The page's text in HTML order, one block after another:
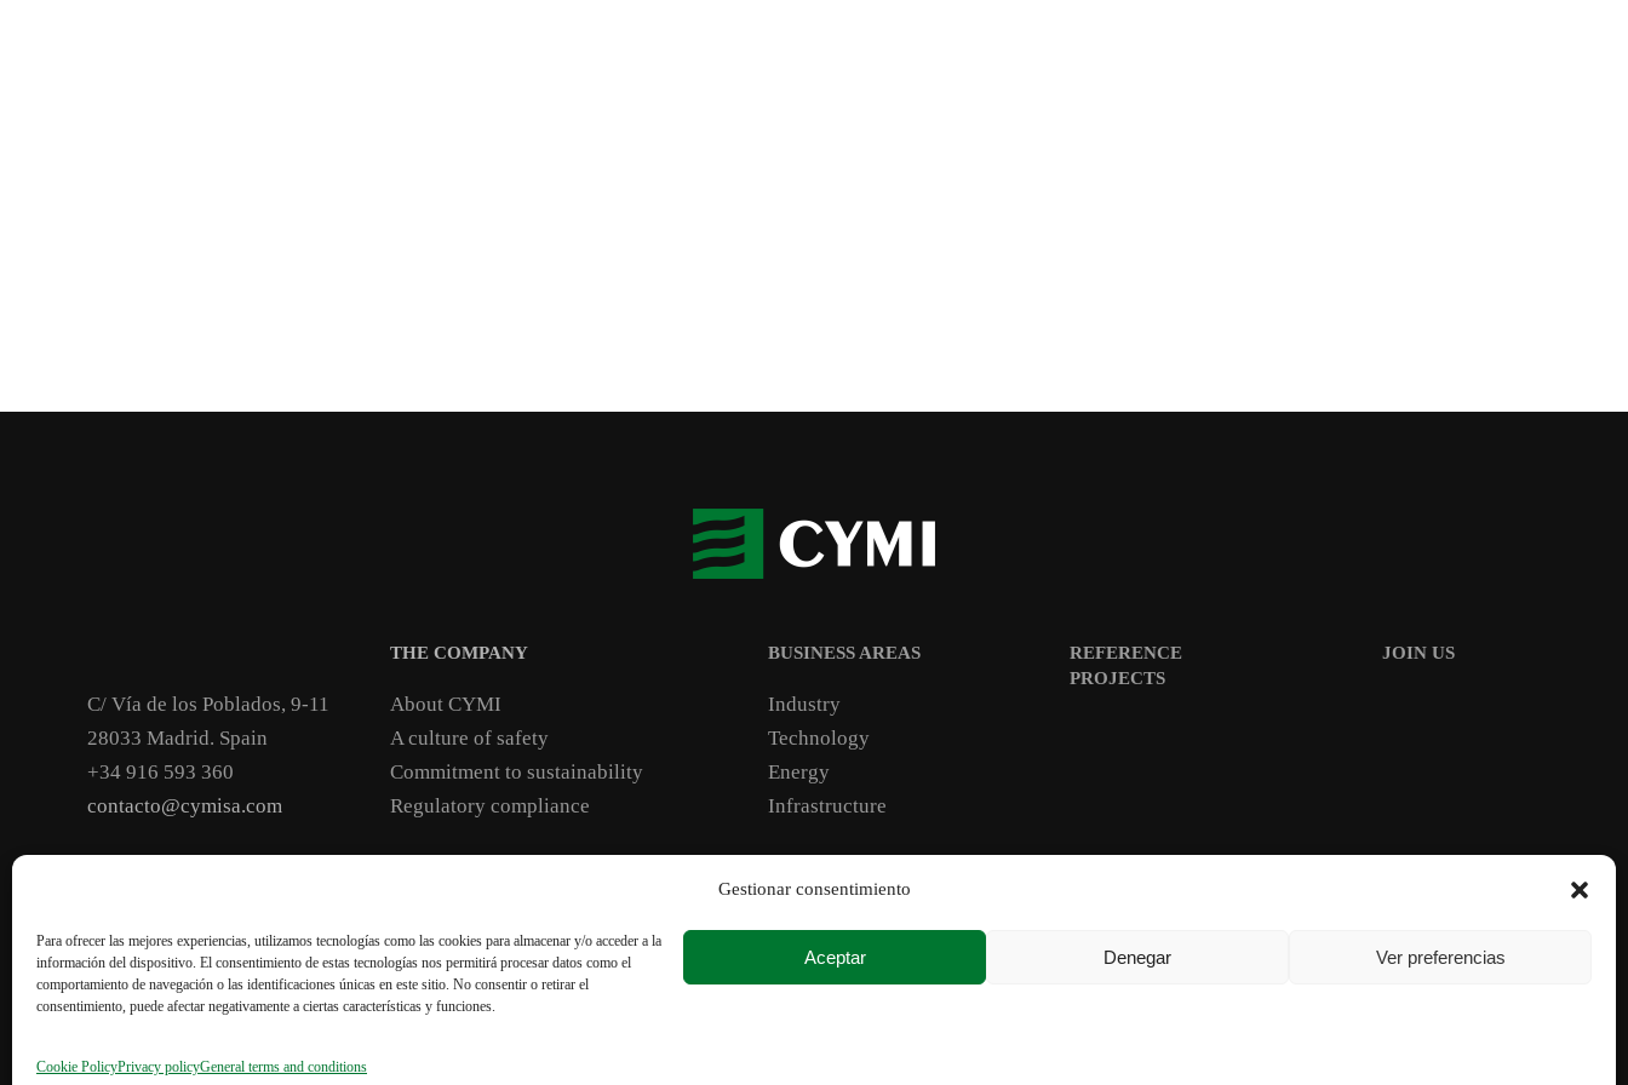
Gestionar consentimiento
Para ofrecer las mejores experiencias, utilizamos tecnologías como las cookies para almacenar y/o acceder a la
información del dispositivo. El consentimiento de estas tecnologías nos permitirá procesar datos como el
comportamiento de navegación o las identificaciones únicas en este sitio. No consentir o retirar el
consentimiento, puede afectar negativamente a ciertas características y funciones.
Aceptar Denegar Ver preferencias
Cookie PolicyPrivacy policyGeneral terms and conditions
C/ Vía de los Poblados, 9-11
28033 Madrid. Spain
+34 916 593 360
contacto@cymisa.com
THE COMPANY
About CYMI
A culture of safety
Commitment to sustainability
Regulatory compliance
BUSINESS AREAS
Industry
Technology
Energy
Infrastructure
REFERENCE
PROJECTS
JOIN US